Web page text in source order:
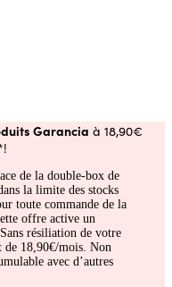
Garancia à 18,90€
de la double-box de
la limite des stocks
toute commande de la
offre active un
résiliation de votre
de 18,90€/mois. Non
avec d’autres